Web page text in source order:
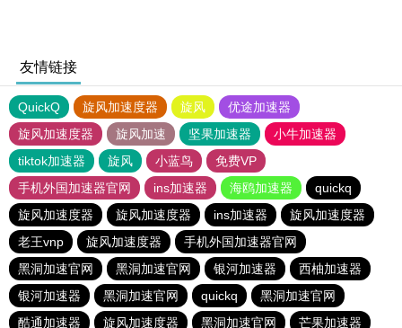
友情链接
QuickQ 旋风加速度器 旋风
优途加速器
旋风加速度器
旋风加速 坚果加速器
小牛加速器
tiktok加速器
旋风 小蓝鸟
免费VP
手机外国加速器官网
ins加速器 海鸥加速器
quickq
旋风加速度器
旋风加速度器 ins加速器
旋风加速度器
老王vnp
旋风加速度器
手机外国加速器官网
黑洞加速官网
黑洞加速官网 银河加速器
西柚加速器
银河加速器
黑洞加速官网 quickq
黑洞加速官网
酷通加速器
旋风加速度器 黑洞加速官网 芒果加速器